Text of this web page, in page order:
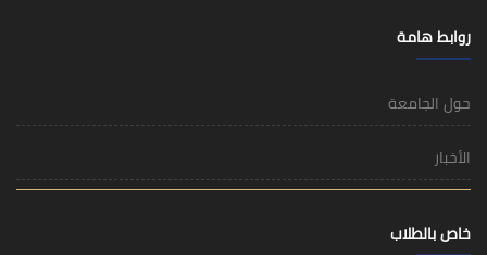
روابط هامة
حول الجامعة
الأخبار
خاص بالطلاب